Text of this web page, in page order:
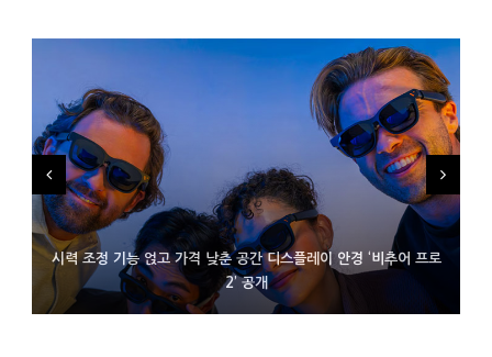
시력 조정 기능 얹고 가격 낮춘 공간 디스플레이 안경 ‘비추어 프로
2’ 공개
D램 부족에 10억달러어치 아이폰18 프로세서 패키징 대기 중
300~400달러 반지형 스피커 준비하는 오픈AI